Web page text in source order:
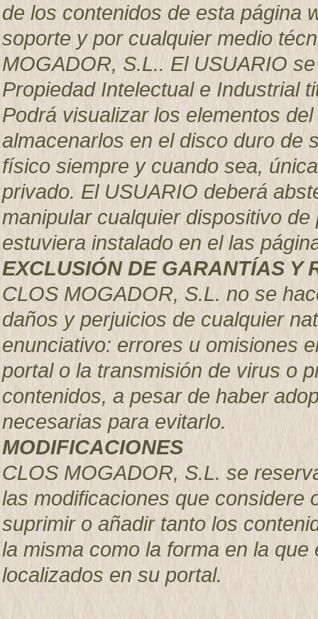
de los contenidos de esta página
soporte y por cualquier medio
MOGADOR, S.L.. El USUARIO
Propiedad Intelectual e Industrial
Podrá visualizar los elementos
almacenarlos en el disco duro de
físico siempre y cuando sea,
privado. El USUARIO deberá
manipular cualquier dispositivo
estuviera instalado en el las
EXCLUSIÓN DE GARANTÍAS Y
CLOS MOGADOR, S.L. no se
daños y perjuicios de cualquier
enunciativo: errores u omisiones
portal o la transmisión de virus o
contenidos, a pesar de haber
necesarias para evitarlo.
MODIFICACIONES
CLOS MOGADOR, S.L. se
las modificaciones que considere
suprimir o añadir tanto los
la misma como la forma en la
localizados en su portal.